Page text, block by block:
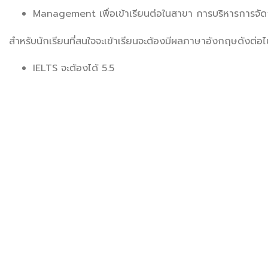
Management เพื่อเข้าเรียนต่อในสาขา การบริหารการจั
สำหรับนักเรียนที่สนใจจะเข้าเรียนจะต้องมีผลภาษาอังกฤษดังต่อ
IELTS จะต้องได้ 5.5